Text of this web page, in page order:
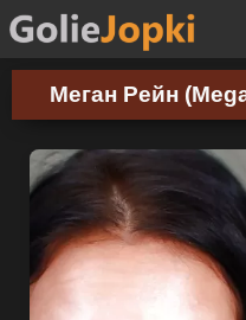
Меган Рейн